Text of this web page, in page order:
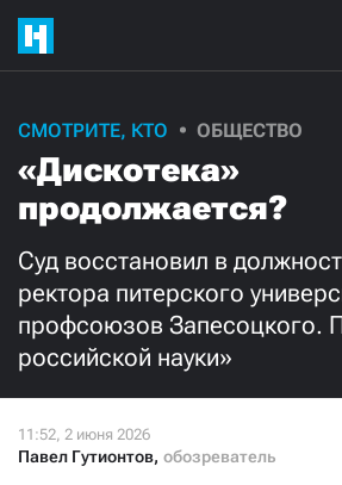
СМОТРИТЕ, КТО ОБЩЕСТВО
«Дискотека»
продолжается?
Суд восстановил в
ректора питерского
профсоюзов Запесоцкого.
российской науки»
Павел Гутионтов, обозреватель
нашу
Ежемесячно
3000
500